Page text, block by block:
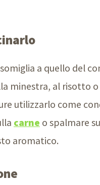
a quello del
minestra, al risotto
utilizzarlo come
carne o spalmare
aromatico.